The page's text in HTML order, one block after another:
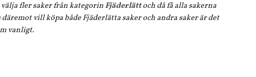
fler saker från kategorinFjäderlättoch då få alla sakerna
vill köpa både Fjäderlätta saker och andra saker är det
vanligt.